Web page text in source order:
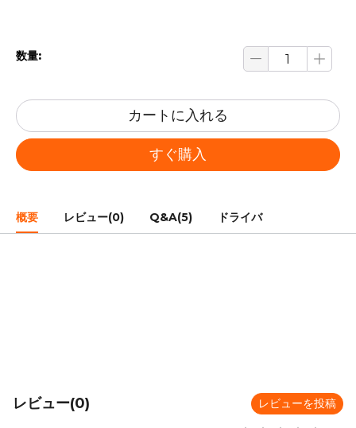
数量:
カートに入れる
すぐ購入
概要 レビュー(0) Q&A(5) ドライバ
レビュー(0) レビューを投稿